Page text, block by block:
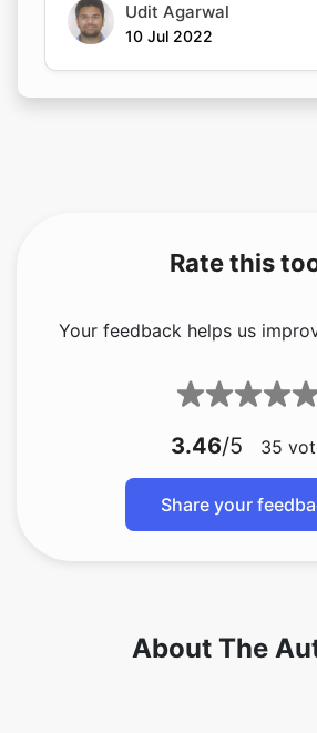
Udit Agarwal
10 Jul 2022
Rate this
Your feedback helps us
3.46/5 35
Share your
About The